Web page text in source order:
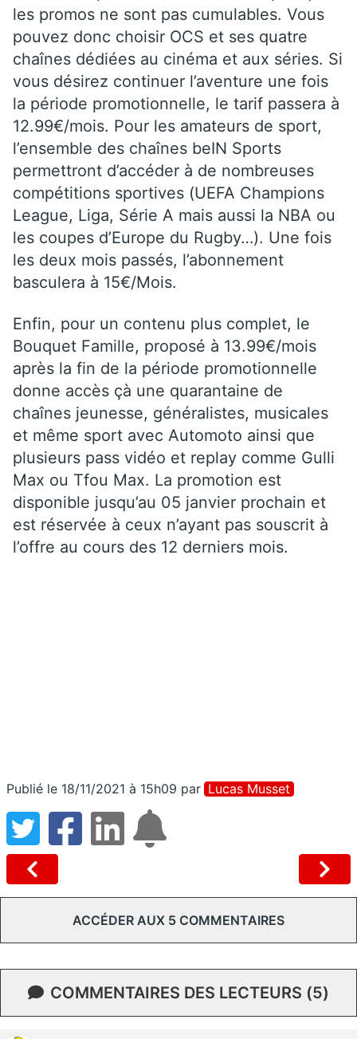
les promos ne sont pas cumulables. Vous
pouvez donc choisir OCS et ses quatre
chaînes dédiées au cinéma et aux séries. Si
vous désirez continuer l’aventure une fois
la période promotionnelle, le tarif passera à
12.99€/mois. Pour les amateurs de sport,
l’ensemble des chaînes beIN Sports
permettront d’accéder à de nombreuses
compétitions sportives (UEFA Champions
League, Liga, Série A mais aussi la NBA ou
les coupes d’Europe du Rugby…). Une fois
les deux mois passés, l’abonnement
basculera à 15€/Mois.
Enfin, pour un contenu plus complet, le
Bouquet Famille, proposé à 13.99€/mois
après la fin de la période promotionnelle
donne accès çà une quarantaine de
chaînes jeunesse, généralistes, musicales
et même sport avec Automoto ainsi que
plusieurs pass vidéo et replay comme Gulli
Max ou Tfou Max. La promotion est
disponible jusqu’au 05 janvier prochain et
est réservée à ceux n’ayant pas souscrit à
l’offre au cours des 12 derniers mois.
Publié le 18/11/2021 à 15h09 par Lucas Musset
ACCÉDER AUX 5 COMMENTAIRES
COMMENTAIRES DES LECTEURS (5)